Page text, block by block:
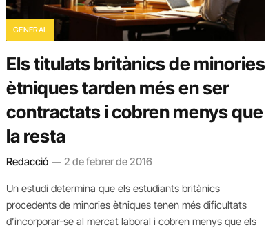
GENERAL
Els titulats britànics de minories
ètniques tarden més en ser
contractats i cobren menys que
la resta
Redacció 2 de febrer de 2016
Un estudi determina que els estudiants britànics
procedents de minories ètniques tenen més dificultats
d’incorporar-se al mercat laboral i cobren menys que els